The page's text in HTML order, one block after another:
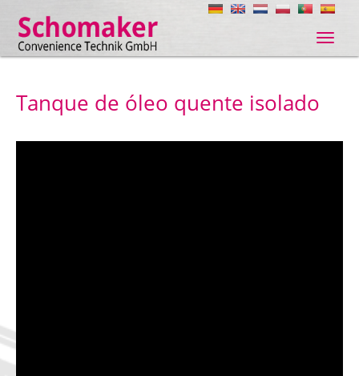
ein-/
Tanque de óleo quente isolado